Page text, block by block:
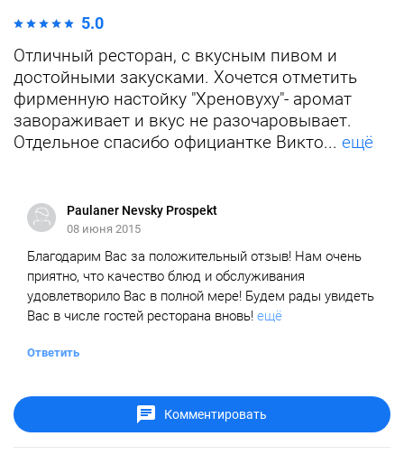
5.0
Отличный ресторан, с вкусным пивом и
достойными закусками. Хочется отметить
фирменную настойку "Хреновуху"- аромат
завораживает и вкус не разочаровывает.
Отдельное спасибо официантке Викто... ещё
Paulaner Nevsky Prospekt
08 июня 2015
Благодарим Вас за положительный отзыв! Нам очень
приятно, что качество блюд и обслуживания
удовлетворило Вас в полной мере! Будем рады увидеть
Вас в числе гостей ресторана вновь! ещё
Ответить
Комментировать